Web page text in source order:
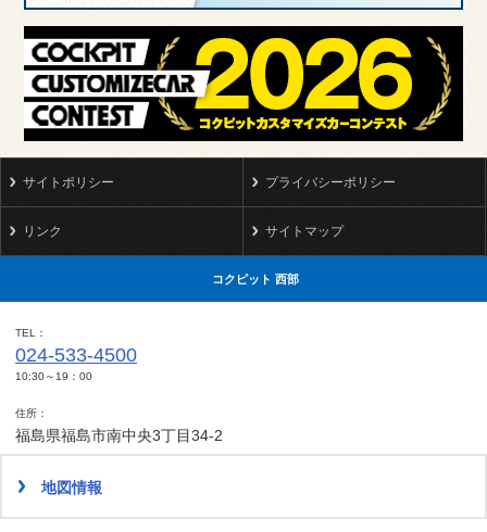
サイトポリシー プライバシーポリシー
リンク サイトマップ
コクピット 西部
TEL
024-533-4500
10:30～19：00
住所
福島県福島市南中央3丁目34-2
地図情報